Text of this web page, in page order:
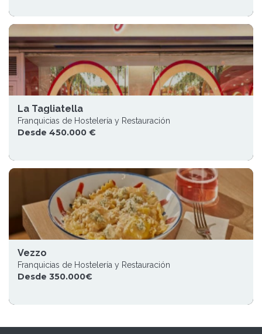
La Tagliatella
Franquicias de Hostelería y Restauración
Desde 450.000 €
Vezzo
Franquicias de Hostelería y Restauración
Desde 350.000€